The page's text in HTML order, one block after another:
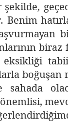
biraz
eksikliği
boğuşan